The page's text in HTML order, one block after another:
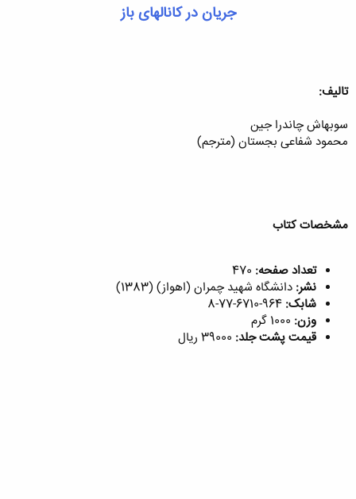
جریان در کانالهای باز
تالیف:
سوبهاش چاندرا جین
محمود شفاعی بجستان (مترجم)
مشخصات کتاب
تعداد صفحه:
نشر: دانشگاه شهید چمران (اهواز) (1383)
شابک:
وزن:
قیمت پشت جلد: